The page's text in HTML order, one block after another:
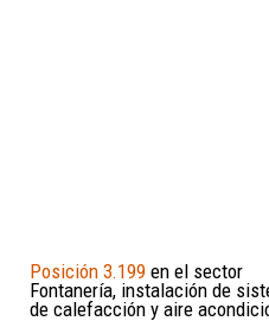
Posición 3.199 en el sector
Fontanería, instalación de
de calefacción y aire